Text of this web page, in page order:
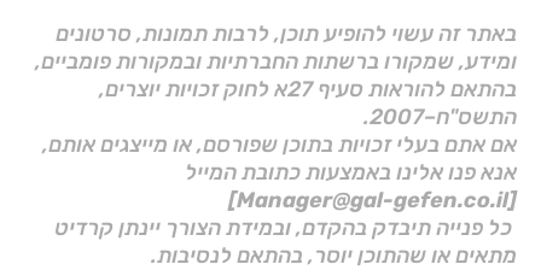
באתר זה עשוי להופיע תוכן, לרבות תמונות, סרטונים
ומידע, שמקורו ברשתות החברתיות ובמקורות פומביים,
בהתאם להוראות סעיף 27א לחוק זכויות יוצרים,
התשס"ח–2007.
אם אתם בעלי זכויות בתוכן שפורסם, או מייצגים אותם,
אנא פנו אלינו באמצעות כתובת המייל
[Manager@gal-gefen.co.il]
כל פנייה תיבדק בהקדם, ובמידת הצורך יינתן קרדיט
מתאים או שהתוכן יוסר, בהתאם לנסיבות.